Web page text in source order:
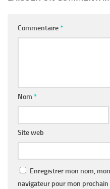
Commentaire*
Nom *
Site web
Enregistrer mon nom,
navigateur pour mon